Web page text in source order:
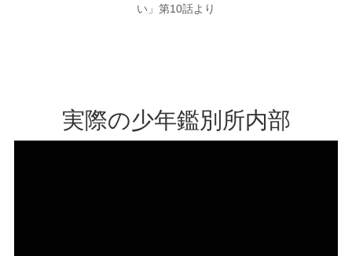
い」第10話より
実際の少年鑑別所内部